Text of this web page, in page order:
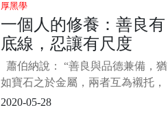
動比心，狠狠地撒了一把“狗糧”。
網友紛紛留言點贊： “好羨慕這
厚黑學
一個人的修養：善良有
底線，忍讓有尺度
蕭伯納說： “善良與品德兼備，猶
如寶石之於金屬，兩者互為襯托，
益增光彩。” 當一個人心存善念時，
2020-05-28